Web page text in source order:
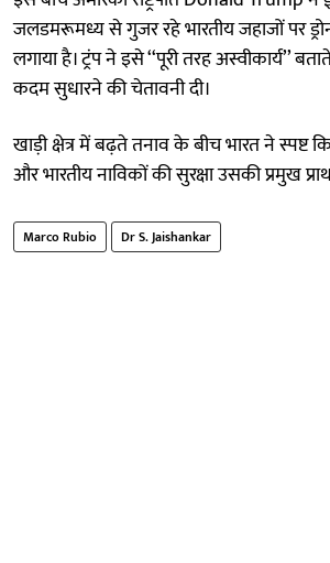
जलडमरूमध्य से गुजर रहे भारतीय जहाजों पर
लगाया है। ट्रंप ने इसे ‘‘पूरी तरह अस्वीकार्य’’
कदम सुधारने की चेतावनी दी।
खाड़ी क्षेत्र में बढ़ते तनाव के बीच भारत ने स्पष्ट
और भारतीय नाविकों की सुरक्षा उसकी प्रमुख
Marco Rubio Dr S. Jaishankar